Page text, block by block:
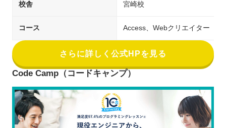
校舎 宮崎校
コース Access、Webクリエイター
さらに詳しく公式HPを見る
Code Camp（コードキャンプ）